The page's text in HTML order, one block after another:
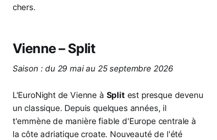
chers.
Vienne – Split
Saison : du 29 mai au 25 septembre 2026
L'EuroNight de Vienne à Split est presque devenu
un classique. Depuis quelques années, il
t'emmène de manière fiable d'Europe centrale à
la côte adriatique croate. Nouveauté de l'été